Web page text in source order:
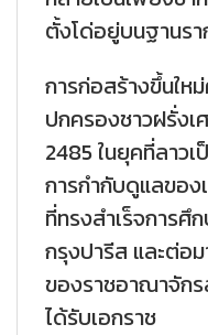
ตั้งโด่อยู่บนฐานรา
การก่อสร้างขึ้นให
ปกครองชาวฝรั่งเ
2485 ในยุคที่ลาว
การกำกับดูแลของ
ที่ทรงสำเร็จการศึ
กรุงปารีส และต่อ
ของราชอาณาจักร
ได้รับเอกราช